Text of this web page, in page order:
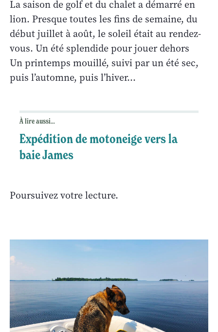
La saison de golf et du chalet a démarré en
lion. Presque toutes les fins de semaine, du
début juillet à août, le soleil était au rendez-
vous. Un été splendide pour jouer dehors
Un printemps mouillé, suivi par un été sec,
puis l’automne, puis l’hiver…
À lire aussi...
Expédition de motoneige vers la
baie James
Poursuivez votre lecture.